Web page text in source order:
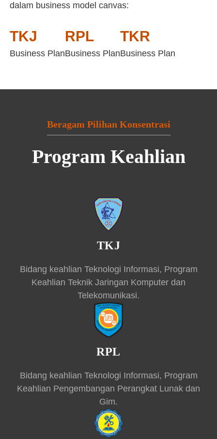
dalam business model canvas:
TKJ
Business Plan
RPL
Business Plan
TKR
Business Plan
Beragam Pilihan Konsentrasi
Program Keahlian
TKJ
Bidang keahlian Teknologi Informasi, Program
Keahlian Teknik Jaringan Komputer dan
Telekomunikasi.
RPL
Bidang keahlian Teknologi Informasi, Program
Keahlian Pengembangan Perangkat Lunak dan
Gim.